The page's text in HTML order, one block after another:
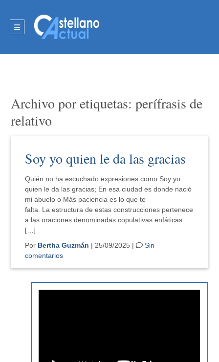
Archivo por etiquetas: perífrasis de
relativo
Soy yo quien le da las gracias
Quién no ha escuchado expresiones como Soy yo
quien le da las gracias; En esa ciudad es donde nació
mi abuelo o Más paciencia es lo que te
falta. La estructura de estas construcciones pertenece
a las oraciones denominadas copulativas enfáticas
[…]
Por Bertha Guzmán | 25/09/2025 |
Sin
comentarios